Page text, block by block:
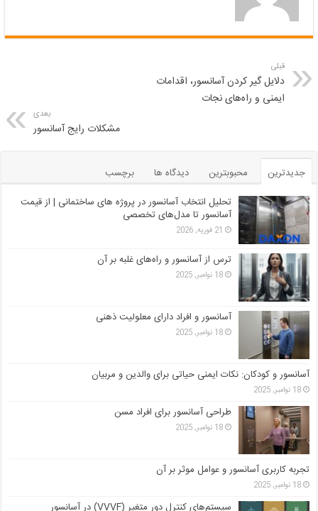
قبلی
دلایل گیر کردن آسانسور، اقدامات
ایمنی و راه‌های نجات
بعدی
مشکلات رایج آسانسور
جدیدترین محبوبترین دیدگاه ها
برچسب
تحلیل انتخاب آسانسور در پروژه‌ های ساختمانی | از قیمت
آسانسور تا مدل‌های تخصصی
21 فوریه, 2026
ترس از آسانسور و راه‌های غلبه بر آن
18 نوامبر, 2025
آسانسور و افراد دارای معلولیت ذهنی
18 نوامبر, 2025
آسانسور و کودکان: نکات ایمنی حیاتی برای والدین و مربیان
18 نوامبر, 2025
طراحی آسانسور برای افراد مسن
18 نوامبر, 2025
تجربه کاربری آسانسور و عوامل موثر بر آن
18 نوامبر, 2025
سیستم‌های کنترل دور متغیر (VVVF) در آسانسور